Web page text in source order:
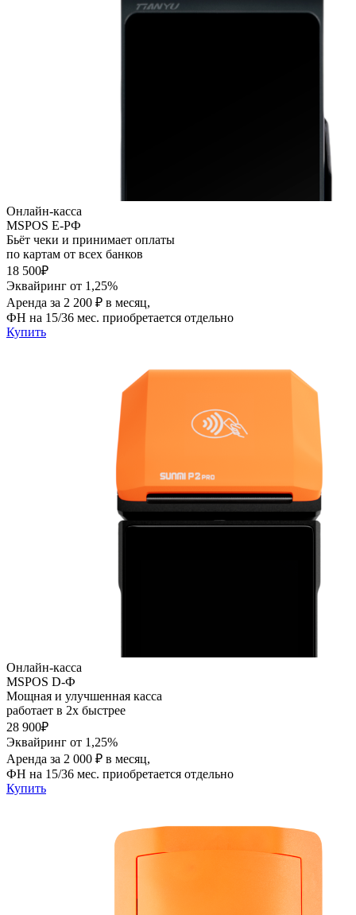
Онлайн-касса
MSPOS E-PФ
Бьёт чеки и принимает оплаты
по картам от всех банков
18 500₽
Эквайринг от 1,25%
Аренда за 2 200 ₽ в месяц,
ФН на 15/36 мес. приобретается отдельно
Купить
Онлайн-касса
MSPOS D-Ф
Мощная и улучшенная касса
работает в 2х быстрее
28 900₽
Эквайринг от 1,25%
Аренда за 2 000 ₽ в месяц,
ФН на 15/36 мес. приобретается отдельно
Купить